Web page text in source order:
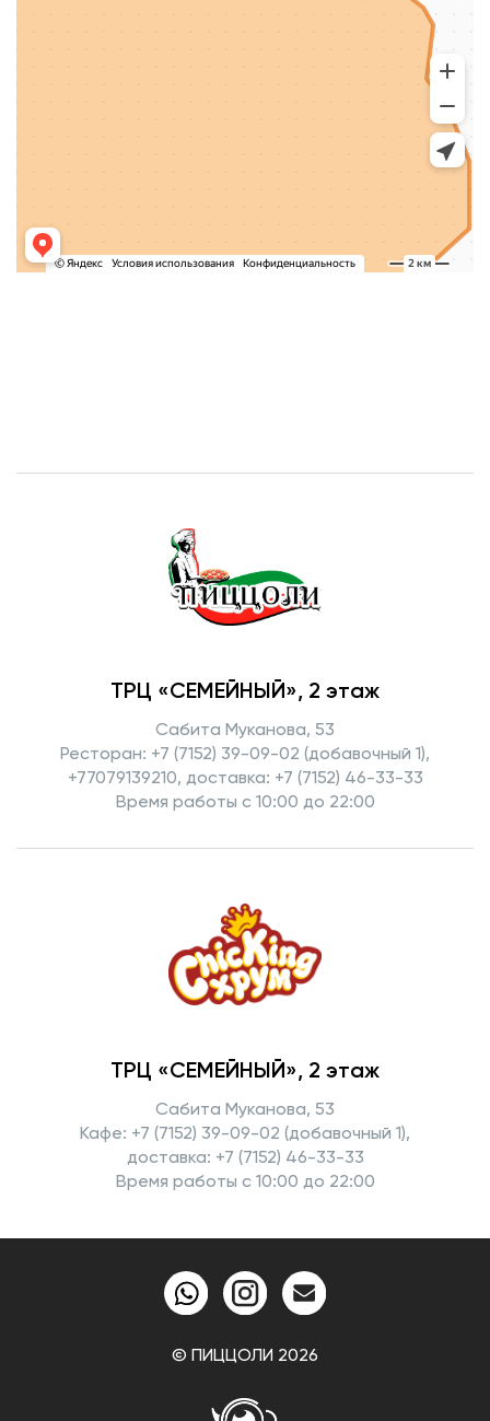
ТРЦ «СЕМЕЙНЫЙ», 2 этаж
Сабита Муканова, 53
Ресторан: +7 (7152) 39-09-02 (добавочный 1),
+77079139210, доставка: +7 (7152) 46-33-33
Время работы с 10:00 до 22:00
ТРЦ «СЕМЕЙНЫЙ», 2 этаж
Сабита Муканова, 53
Кафе: +7 (7152) 39-09-02 (добавочный 1),
доставка: +7 (7152) 46-33-33
Время работы с 10:00 до 22:00
© ПИЦЦОЛИ 2026